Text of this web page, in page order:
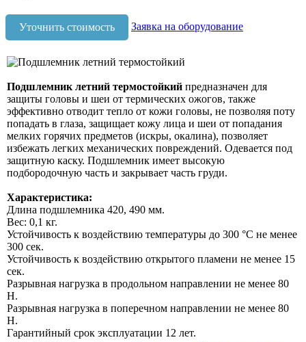
Уточнить стоимость Заявка на оборудование
Подшлемник летний термостойкий предназначен для
защиты головы и шеи от термических ожогов, также
эффективно отводит тепло от кожи головы, не позволяя поту
попадать в глаза, защищает кожу лица и шеи от попадания
мелких горячих предметов (искры, окалина), позволяет
избежать легких механических повреждений. Одевается под
защитную каску. Подшлемник имеет высокую
подбородочную часть и закрывает часть груди.
Характеристика:
Длина подшлемника 420, 490 мм.
Вес: 0,1 кг.
Устойчивость к воздействию температуры до 300 °С не менее
300 сек.
Устойчивость к воздействию открытого пламени не менее 15
сек.
Разрывная нагрузка в продольном направлении не менее 80
H.
Разрывная нагрузка в поперечном направлении не менее 80
H.
Гарантийный срок эксплуатации 12 лет.